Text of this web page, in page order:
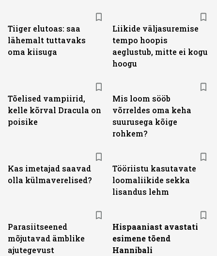
Tiiger elutoas: saa
lähemalt tuttavaks
oma kiisuga
Liikide väljasuremise
tempo hoopis
aeglustub, mitte ei kogu
hoogu
Tõelised vampiirid,
kelle kõrval Dracula on
poisike
Mis loom sööb
võrreldes oma keha
suurusega kõige
rohkem?
Kas imetajad saavad
olla külmaverelised?
Tööriistu kasutavate
loomaliikide sekka
lisandus lehm
Parasiitseened
mõjutavad ämblike
ajutegevust
Hispaaniast avastati
esimene tõend
Hannibali